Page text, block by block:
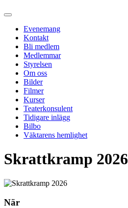
Evenemang
Kontakt
Bli medlem
Medlemmar
Styrelsen
Om oss
Bilder
Filmer
Kurser
Teaterkonsulent
Tidigare inlägg
Bilbo
Väktarens hemlighet
Skrattkramp 2026
När